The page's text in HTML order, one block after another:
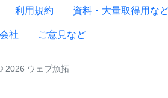
利用規約 資料・大量取得用な
社 ご意見など
2026 ウェブ魚拓